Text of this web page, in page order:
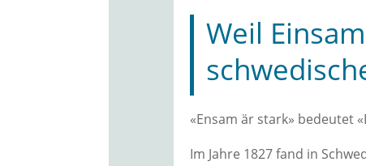
Weil
«Ensam är stark» bedeutet
Im Jahre 1827 fand in